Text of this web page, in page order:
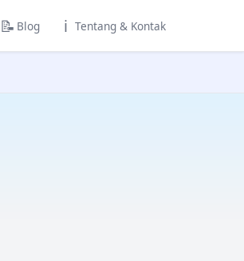
📝 Blog ℹ️ Tentang & Kontak